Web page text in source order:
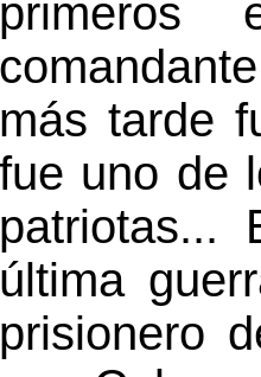
primeros
más tarde
fue uno de
patriotas...
última
prisionero